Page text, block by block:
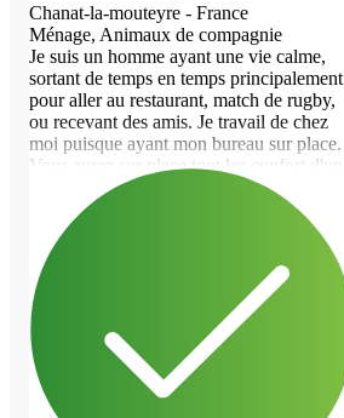
Chanat-la-mouteyre - France
Ménage, Animaux de compagnie
Je suis un homme ayant une vie calme,
sortant de temps en temps principalement
pour aller au restaurant, match de rugby,
ou recevant des amis. Je travail de chez
moi puisque ayant mon bureau sur place.
Vous aurez sur place tout les confort d'une
maison moderne, au calme puisque à
quelques minutes de Clermont Ferrand, à
la campagne. Véhicule indispensable que
vous pourrez garer dans aucun soucis
devant la maison gratuitement.